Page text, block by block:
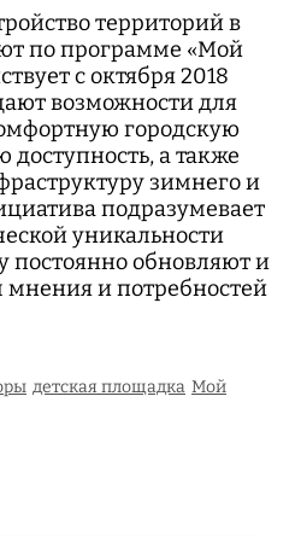
территорий в
по программе «Мой
с октября 2018
возможности для
городскую
доступность, а также
зимнего и
подразумевает
уникальности
постоянно обновляют и
мнения и потребностей
детская площадка Мой